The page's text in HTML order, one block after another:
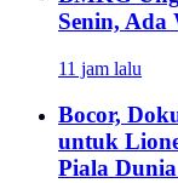
Senin, Ada
11 jam lalu
Bocor,
untuk
Piala